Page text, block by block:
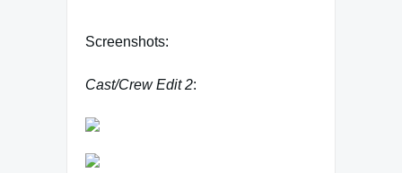
Screenshots:
Cast/Crew Edit 2: